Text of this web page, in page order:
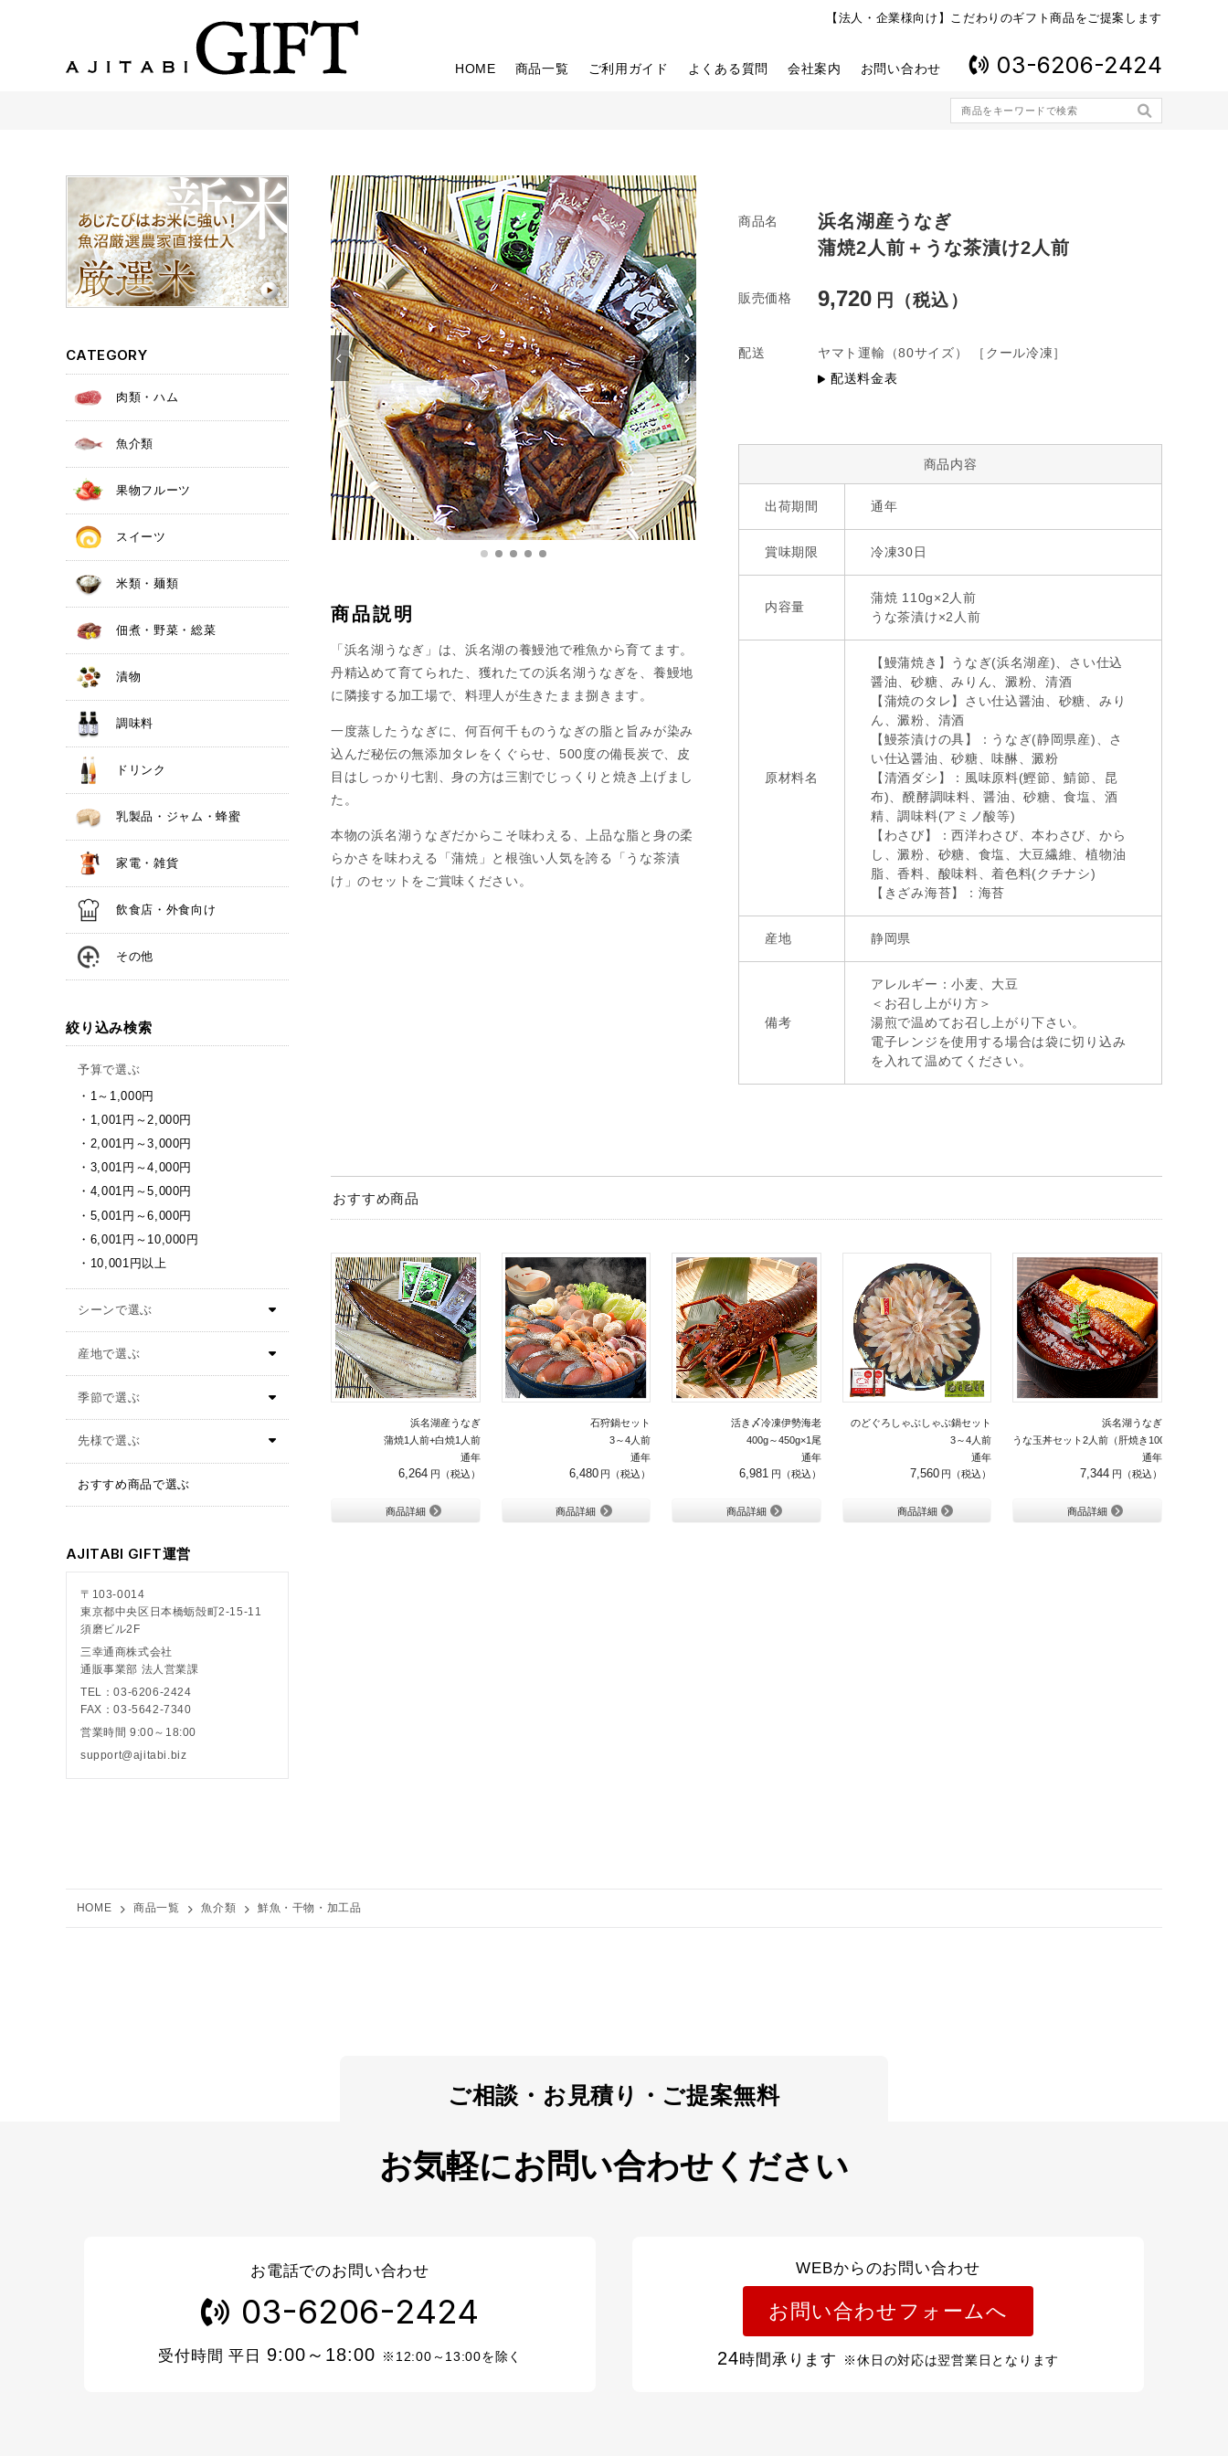
【法人・企業様向け】こだわりのギフト商品をご提案します
HOME 商品一覧 ご利用ガイド よくある質問 会社案内 お問い合わせ 03-6206-2424
CATEGORY
肉類・ハム
魚介類
果物フルーツ
スイーツ
米類・麺類
佃煮・野菜・総菜
漬物
調味料
ドリンク
乳製品・ジャム・蜂蜜
家電・雑貨
飲食店・外食向け
その他
絞り込み検索
予算で選ぶ
1～1,000円
1,001円～2,000円
2,001円～3,000円
3,001円～4,000円
4,001円～5,000円
5,001円～6,000円
6,001円～10,000円
10,001円以上
おすすめ商品で選ぶ
AJITABI GIFT運営
〒103-0014
東京都中央区日本橋蛎殻町2-15-11
須磨ビル2F
三幸通商株式会社
通販事業部 法人営業課
TEL：03-6206-2424
FAX：03-5642-7340
営業時間 9:00～18:00
support@ajitabi.biz
商品説明
「浜名湖うなぎ」は、浜名湖の養鰻池で稚魚から育てます。
丹精込めて育てられた、獲れたての浜名湖うなぎを、養鰻地
に隣接する加工場で、料理人が生きたまま捌きます。
一度蒸したうなぎに、何百何千ものうなぎの脂と旨みが染み
込んだ秘伝の無添加タレをくぐらせ、500度の備長炭で、皮
目はしっかり七割、身の方は三割でじっくりと焼き上げまし
た。
本物の浜名湖うなぎだからこそ味わえる、上品な脂と身の柔
らかさを味わえる「蒲焼」と根強い人気を誇る「うな茶漬
け」のセットをご賞味ください。
商品名
浜名湖産うなぎ
蒲焼2人前＋うな茶漬け2人前
販売価格 9,720
配送 ヤマト運輸 （80サイズ）
［クール冷凍］
配送料金表
商品内容
出荷期間 通年
賞味期限 冷凍30日
内容量
蒲焼 110g×2人前
うな茶漬け×2人前
原材料名
【鰻蒲焼き】うなぎ(浜名湖産)、さい仕込
醤油、砂糖、みりん、澱粉、清酒
【蒲焼のタレ】さい仕込醤油、砂糖、みり
ん、澱粉、清酒
【鰻茶漬けの具】：うなぎ(静岡県産)、さ
い仕込醤油、砂糖、味醂、澱粉
【清酒ダシ】：風味原料(鰹節、鯖節、昆
布)、醗酵調味料、醤油、砂糖、食塩、酒
精、調味料(アミノ酸等)
【わさび】：西洋わさび、本わさび、から
し、澱粉、砂糖、食塩、大豆繊維、植物油
脂、香料、酸味料、着色料(クチナシ)
【きざみ海苔】：海苔
産地 静岡県
備考
アレルギー：小麦、大豆
＜お召し上がり方＞
湯煎で温めてお召し上がり下さい。
電子レンジを使用する場合は袋に切り込み
を入れて温めてください。
おすすめ商品
浜名湖産うなぎ
蒲焼1人前+白焼1人前
通年
6,264
商品詳細
石狩鍋セット
3～4人前
通年
6,480
商品詳細
活き〆冷凍伊勢海老
400g～450g×1尾
通年
6,981
商品詳細
のどぐろしゃぶしゃぶ鍋セット
3～4人前
通年
7,560
商品詳細
浜名湖うなぎ
うな玉丼セット2人前（肝焼き100g付き）
通年
7,344
商品詳細
HOME 商品一覧 魚介類 鮮魚・干物・加工品
お気軽にお問い合わせください
お電話でのお問い合わせ
03-6206-2424
受付時間 平日 9:00～18:00 ※12:00～13:00を除く
WEBからのお問い合わせ
お問い合わせフォームへ
24時間承ります ※休日の対応は翌営業日となります